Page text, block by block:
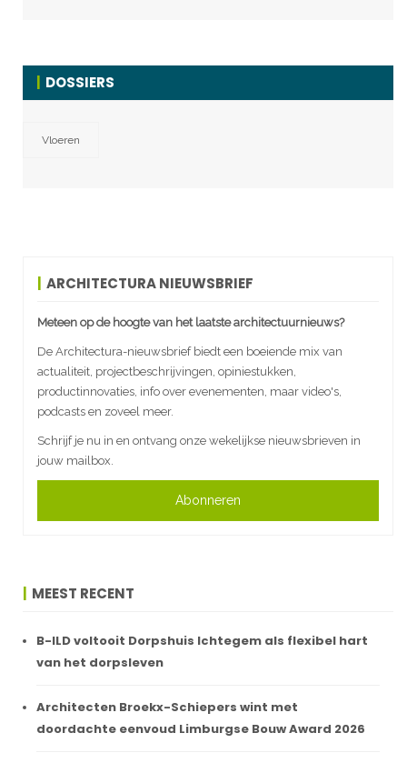
DOSSIERS
Vloeren
ARCHITECTURA NIEUWSBRIEF
Meteen op de hoogte van het laatste architectuurnieuws?
De Architectura-nieuwsbrief biedt een boeiende mix van
actualiteit, projectbeschrijvingen, opiniestukken,
productinnovaties, info over evenementen, maar video's,
podcasts en zoveel meer.
Schrijf je nu in en ontvang onze wekelijkse nieuwsbrieven in
jouw mailbox.
Abonneren
MEEST RECENT
B-ILD voltooit Dorpshuis Ichtegem als flexibel hart
van het dorpsleven
Architecten Broekx-Schiepers wint met
doordachte eenvoud Limburgse Bouw Award 2026